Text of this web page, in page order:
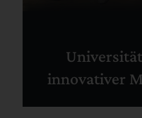
innovativer